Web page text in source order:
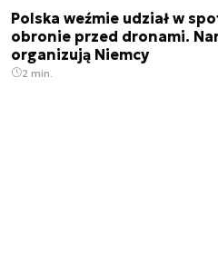
Polska weźmie udział w
obronie przed dronami.
organizują Niemcy
2 min.